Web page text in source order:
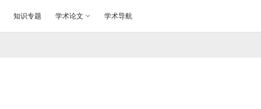
知识专题 学术论文 学术导航